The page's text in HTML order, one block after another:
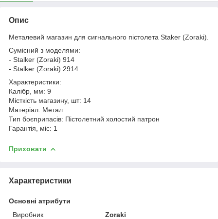
Опис
Металевий магазин для сигнального пістолета Staker (Zoraki).
Сумісний з моделями:
- Stalker (Zoraki) 914
- Stalker (Zoraki) 2914
Характеристики:
Калібр, мм: 9
Місткість магазину, шт: 14
Матеріал: Метал
Тип боєприпасів: Пістолетний холостий патрон
Гарантія, міс: 1
Приховати
Характеристики
Основні атрибути
Виробник
Zoraki